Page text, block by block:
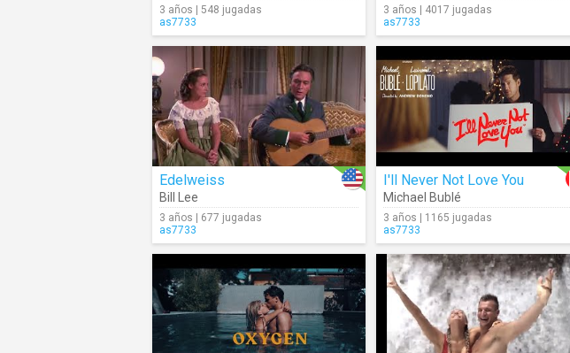
3 años | 548 jugadas
as7733
3 años | 4017 jugadas
as7733
Edelweiss
Bill Lee
3 años | 677 jugadas
as7733
I'll Never Not Love You
Michael Bublé
3 años | 1165 jugadas
as7733